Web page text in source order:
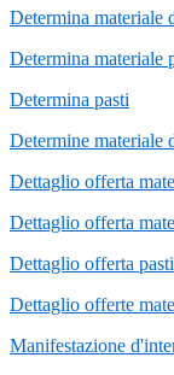
Determina materiale
Determina materiale
Determina pasti
Determine materiale
Dettaglio offerta
Dettaglio offerta
Dettaglio offerta pasti
Dettaglio offerte
Manifestazione